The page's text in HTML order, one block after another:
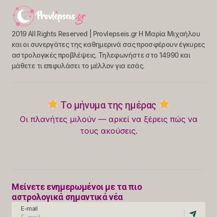
2019 All Rights Reserved | Provlepseis.gr Η Μαρία Μιχαήλου
και οι συνεργάτες της καθημερινά σας προσφέρουν έγκυρες
αστρολογικές προβλέψεις. Τηλεφωνήστε στο 14990 και
μάθετε τι επιφυλάσει το μέλλον για εσάς.
Το μήνυμα της ημέρας
Οι πλανήτες μιλούν — αρκεί να ξέρεις πώς να
τους ακούσεις.
Μείνετε ενημερωμένοι με τα πιο
αστρολογικά σημαντικά νέα
E-mail